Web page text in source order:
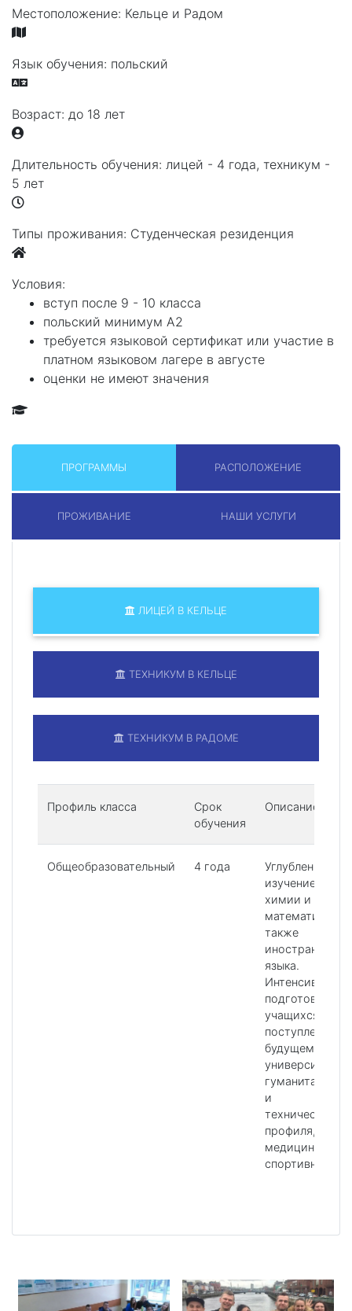
Местоположение: Кельце и Радом
Язык обучения: польский
Возраст: до 18 лет
Длительность обучения: лицей - 4 года, техникум -
5 лет
Типы проживания: Студенческая резиденция
Условия:
вступ после 9 - 10 класса
польский минимум А2
требуется языковой сертификат или участие в
платном языковом лагере в августе
оценки не имеют значения
ПРОГРАММЫ РАСПОЛОЖЕНИЕ
ПРОЖИВАНИЕ НАШИ УСЛУГИ
ЛИЦЕЙ В КЕЛЬЦЕ
ТЕХНИКУМ В КЕЛЬЦЕ
ТЕХНИКУМ В РАДОМЕ
Профиль класса
Срок
обучения
Описание
Общеобразовательный 4 года
Углубленное
изучение
химии и
математики, а
также
иностранного
языка.
Интенсивная
подготовка
учащихся к
поступлению в
будущем в
университеты
гуманитарного
и
технического
профиля,
медицинского,
спортивного.